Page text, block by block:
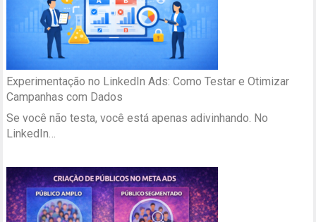
Experimentação no LinkedIn Ads: Como Testar e Otimizar
Campanhas com Dados
Se você não testa, você está apenas adivinhando. No
LinkedIn…